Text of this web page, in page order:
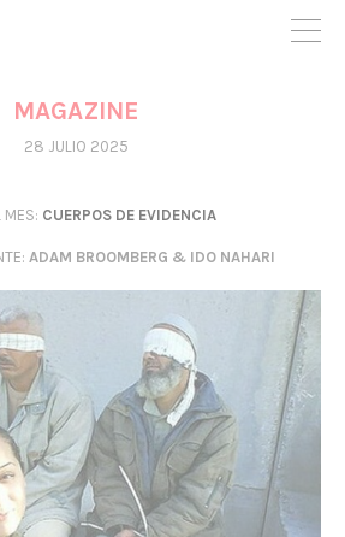
seguimos necesitándote para poder
participar del proyecto y
MAGAZINE
28 JULIO 2025
MES: CUERPOS DE EVIDENCIA
: ADAM BROOMBERG & IDO NAHARI